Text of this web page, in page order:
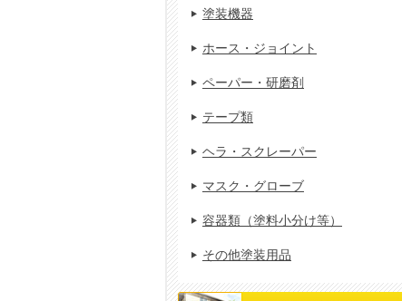
塗装機器
ホース・ジョイント
ペーパー・研磨剤
テープ類
ヘラ・スクレーパー
マスク・グローブ
容器類（塗料小分け等）
その他塗装用品